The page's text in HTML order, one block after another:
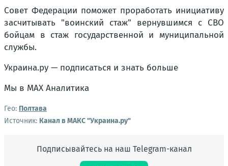
Совет Федерации поможет проработать инициативу
засчитывать "воинский стаж" вернувшимся с СВО
бойцам в стаж государственной и муниципальной
службы.
Украина.ру — подписаться и знать больше
Мы в MAX Аналитика
Гео: Полтава
Источник: Канал в МАКС "Украина.ру"
Подписывайтесь на наш Telegram-канал